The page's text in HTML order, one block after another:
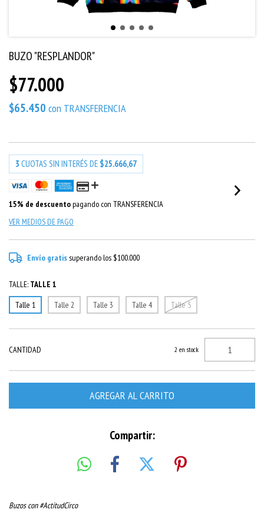
BUZO "RESPLANDOR"
$77.000
$65.450 con TRANSFERENCIA
3 CUOTAS SIN INTERÉS DE $25.666,67
15% de descuentopagando con TRANSFERENCIA
VER MEDIOS DE PAGO
Envío gratissuperando los $100.000
TALLE: TALLE 1
Talle 1
Talle 2 Talle 3 Talle 4 Talle 5
CANTIDAD 2 en stock
Compartir:
Buzos con #ActitudCirco